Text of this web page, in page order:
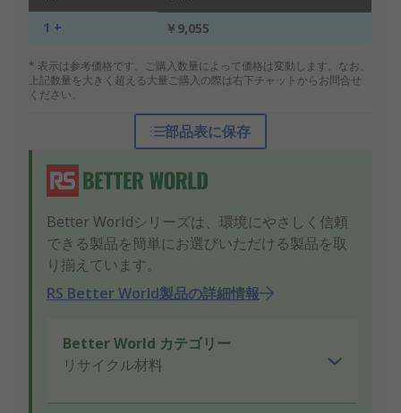
1 + ￥9,055
* 表示は参考価格です。ご購入数量によって価格は変動します。なお、
上記数量を大きく超える大量ご購入の際は右下チャットからお問合せ
ください。
部品表に保存
Better Worldシリーズは、環境にやさしく信頼
できる製品を簡単にお選びいただける製品を取
り揃えています。
RS Better World製品の詳細情報
Better World カテゴリー
リサイクル材料